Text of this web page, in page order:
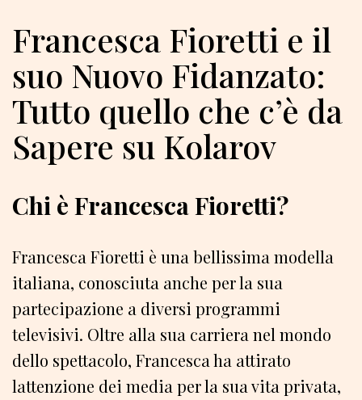
Francesca Fioretti e il
suo Nuovo Fidanzato:
Tutto quello che c’è da
Sapere su Kolarov
Chi è Francesca Fioretti?
Francesca Fioretti è una bellissima modella
italiana, conosciuta anche per la sua
partecipazione a diversi programmi
televisivi. Oltre alla sua carriera nel mondo
dello spettacolo, Francesca ha attirato
lattenzione dei media per la sua vita privata,